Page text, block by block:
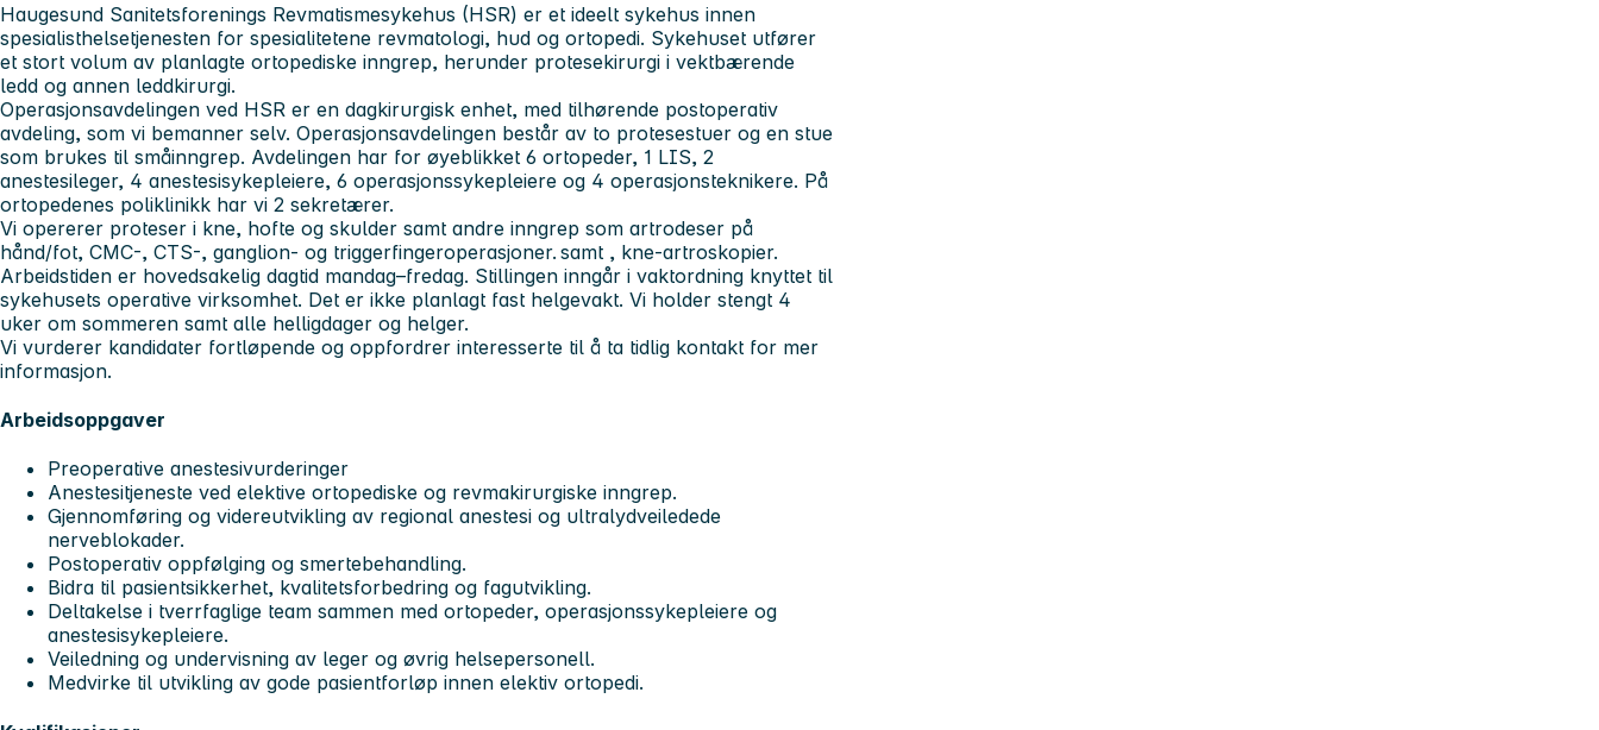
Haugesund Sanitetsforenings Revmatismesykehus (HSR) er et ideelt sykehus innen
spesialisthelsetjenesten for spesialitetene revmatologi, hud og ortopedi. Sykehuset utfører
et stort volum av planlagte ortopediske inngrep, herunder protesekirurgi i vektbærende
ledd og annen leddkirurgi.
Operasjonsavdelingen ved HSR er en dagkirurgisk enhet, med tilhørende postoperativ
avdeling, som vi bemanner selv. Operasjonsavdelingen består av to protesestuer og en stue
som brukes til småinngrep. Avdelingen har for øyeblikket 6 ortopeder, 1 LIS, 2
anestesileger, 4 anestesisykepleiere, 6 operasjonssykepleiere og 4 operasjonsteknikere. På
ortopedenes poliklinikk har vi 2 sekretærer.
Vi opererer proteser i kne, hofte og skulder samt andre inngrep som artrodeser på
hånd/fot, CMC-, CTS-, ganglion- og triggerfingeroperasjoner. samt , kne-artroskopier.
Arbeidstiden er hovedsakelig dagtid mandag–fredag. Stillingen inngår i vaktordning knyttet til
sykehusets operative virksomhet. Det er ikke planlagt fast helgevakt. Vi holder stengt 4
uker om sommeren samt alle helligdager og helger.
Vi vurderer kandidater fortløpende og oppfordrer interesserte til å ta tidlig kontakt for mer
informasjon.
Arbeidsoppgaver
Preoperative anestesivurderinger
Anestesitjeneste ved elektive ortopediske og revmakirurgiske inngrep.
Gjennomføring og videreutvikling av regional anestesi og ultralydveiledede
nerveblokader.
Postoperativ oppfølging og smertebehandling.
Bidra til pasientsikkerhet, kvalitetsforbedring og fagutvikling.
Deltakelse i tverrfaglige team sammen med ortopeder, operasjonssykepleiere og
anestesisykepleiere.
Veiledning og undervisning av leger og øvrig helsepersonell.
Medvirke til utvikling av gode pasientforløp innen elektiv ortopedi.